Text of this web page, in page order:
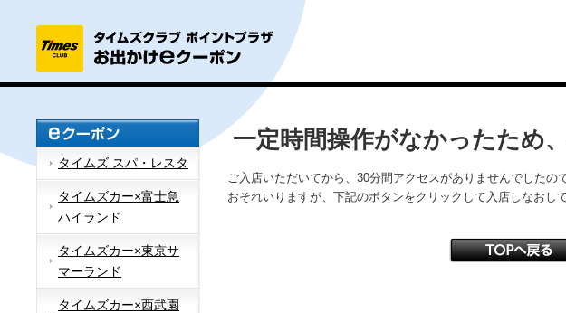
タイムズ スパ・レスタ
タイムズカー×富士急
ハイランド
タイムズカー×東京サ
マーランド
タイムズカー×西武園
一定時間操作がなかったため
ご入店いただいてから、30分間アクセスがありませんでしたの
おそれいりますが、下記のボタンをクリックして入店しなおし